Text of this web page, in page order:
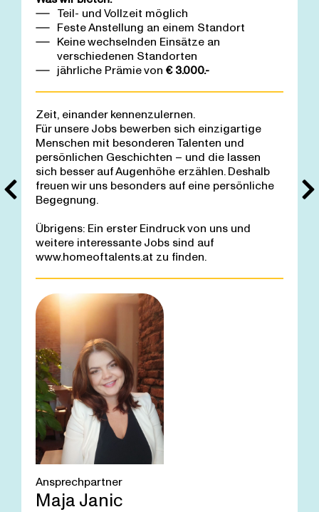
Teil- und Vollzeit möglich
Feste Anstellung an einem Standort
Keine wechselnden Einsätze an
verschiedenen Standorten
jährliche Prämie von € 3.000.-
Zeit, einander kennenzulernen.
Für unsere Jobs bewerben sich einzigartige
Menschen mit besonderen Talenten und
persönlichen Geschichten – und die lassen
sich besser auf Augenhöhe erzählen. Deshalb
freuen wir uns besonders auf eine persönliche
Begegnung.
Übrigens: Ein erster Eindruck von uns und
weitere interessante Jobs sind auf
www.homeoftalents.at zu finden.
Ansprechpartner
Maja Janic